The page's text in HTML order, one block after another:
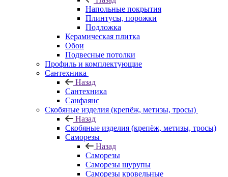
Напольные покрытия
Плинтусы, порожки
Подложка
Керамическая плитка
Обои
Подвесные потолки
Профиль и комплектующие
Сантехника
Назад
Сантехника
Санфаянс
Скобяные изделия (крепёж, метизы, тросы)
Назад
Скобяные изделия (крепёж, метизы, тросы)
Саморезы
Назад
Саморезы
Саморезы шурупы
Саморезы кровельные